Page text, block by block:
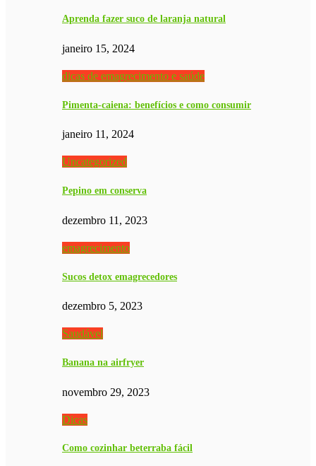
Aprenda fazer suco de laranja natural
janeiro 15, 2024
dicas de emagrecimento e saúde
Pimenta-caiena: benefícios e como consumir
janeiro 11, 2024
Uncategorized
Pepino em conserva
dezembro 11, 2023
emagrecimento
Sucos detox emagrecedores
dezembro 5, 2023
Saudável
Banana na airfryer
novembro 29, 2023
Dicas
Como cozinhar beterraba fácil